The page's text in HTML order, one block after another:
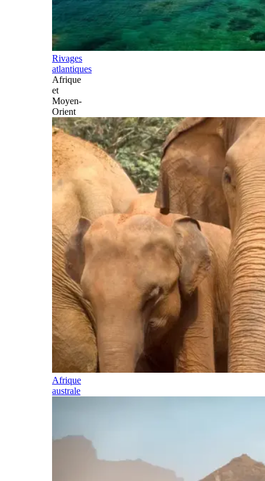
Rivages
atlantiques
Afrique
et
Moyen-
Orient
Afrique
australe